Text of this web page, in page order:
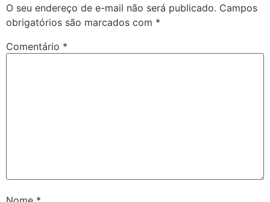
O seu endereço de e-mail não será publicado. Campos
obrigatórios são marcados com *
Comentário *